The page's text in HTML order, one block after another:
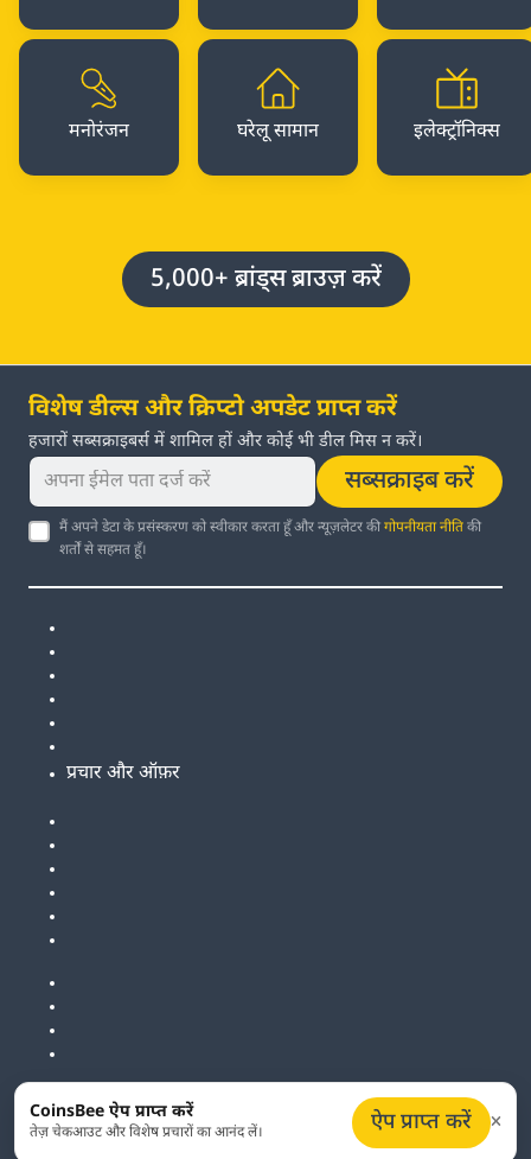
मनोरंजन घरेलू सामान इलेक्ट्रॉनिक्स
5,000+ ब्रांड्स ब्राउज़ करें
विशेष डील्स और क्रिप्टो अपडेट प्राप्त करें
हजारों सब्सक्राइबर्स में शामिल हों और कोई भी डील मिस न करें।
सब्सक्राइब करें
मैं अपने डेटा के प्रसंस्करण को स्वीकार करता हूँ और न्यूज़लेटर कीगोपनीयता नीतिकी
शर्तों से सहमत हूँ।
प्रचार और ऑफ़र
CoinsBee ऐप प्राप्त करें
तेज़ चेकआउट और विशेष प्रचारों का आनंद लें। ऐप प्राप्त करें